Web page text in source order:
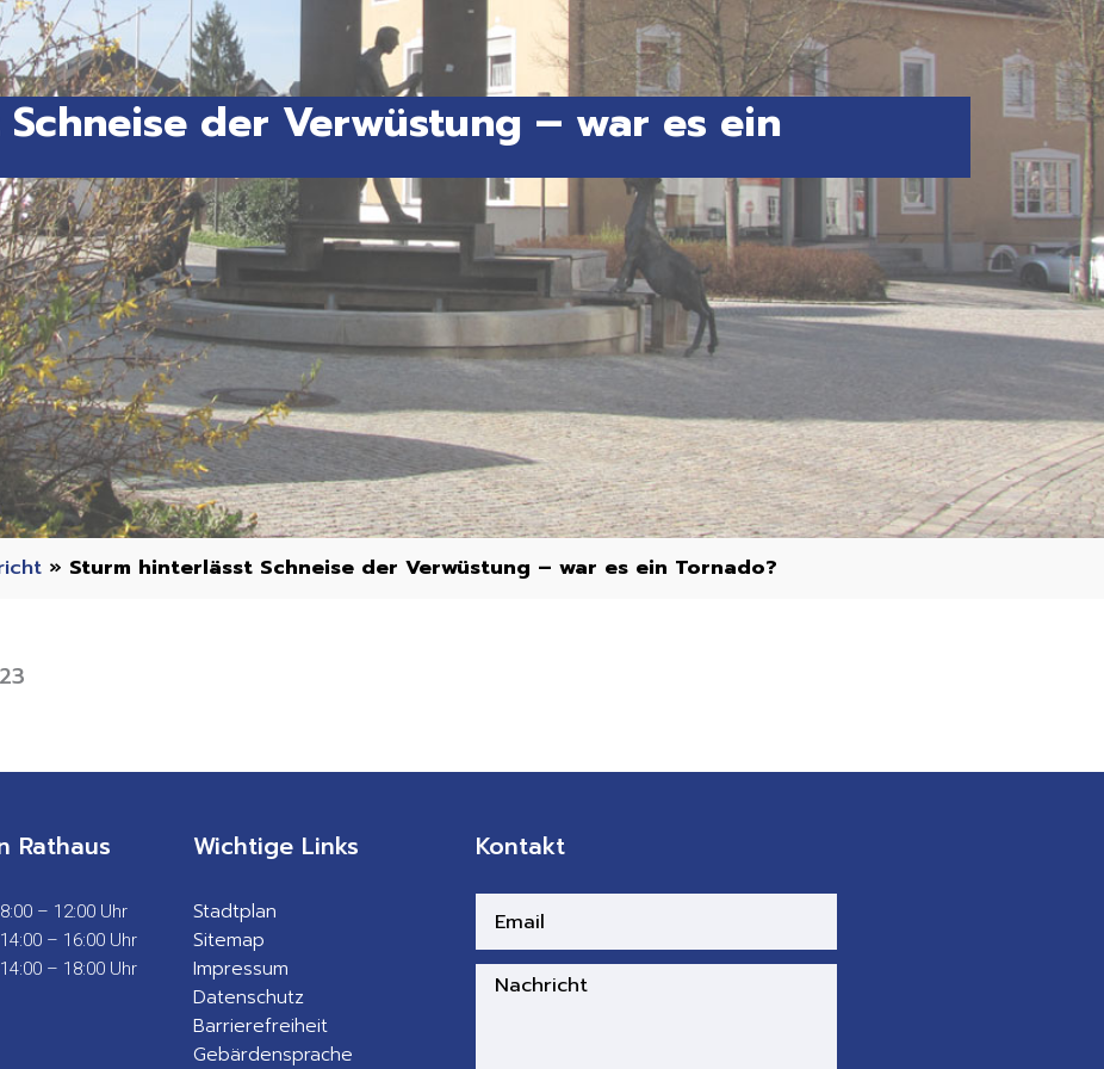
der Verwüstung – war es ein
» Sturm hinterlässt Schneise der Verwüstung – war es ein Tornado?
Rathaus
8:00 – 12:00 Uhr
14:00 – 16:00 Uhr
14:00 – 18:00 Uhr
Wichtige Links
Stadtplan
Sitemap
Impressum
Datenschutz
Barrierefreiheit
Gebärdensprache
Kontakt